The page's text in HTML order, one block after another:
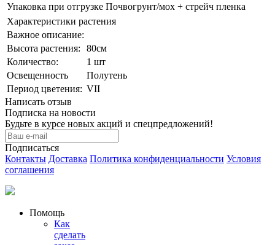
Упаковка при отгрузке Почвогрунт/мох + стрейч пленка
Характеристики растения
Важное описание:
Выcота растения:
80см
Количeствo:
1 шт
Освещенность
Полутень
Период цветения: VII
Написать отзыв
Подписка на новости
Будьте в курсе новых акций и спецпредложений!
Подписаться
Контакты Доставка Политика конфиденциальности Условия
соглашения
Помощь
Как
сделать